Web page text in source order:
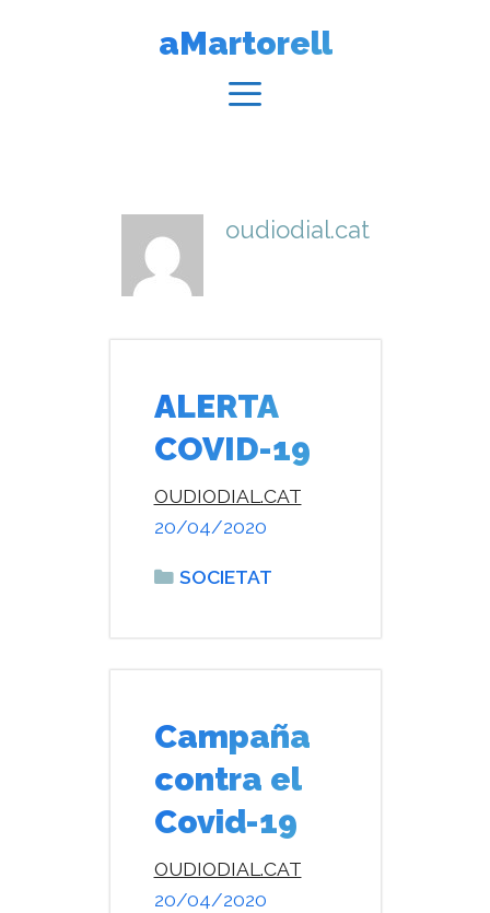
aMartorell
oudiodial.cat
ALERTA
COVID-19
20/04/2020
OUDIODIAL.CAT
Categories
SOCIETAT
Campaña
contra el
Covid-19
20/04/2020
OUDIODIAL.CAT